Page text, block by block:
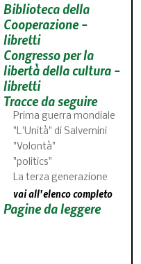
Biblioteca della
Cooperazione -
libretti
Congresso per la
libertà della cultura -
libretti
Tracce da seguire
Prima guerra mondiale
"L'Unità" di Salvemini
"Volontà"
"politics"
La terza generazione
vai all'elenco completo
Pagine da leggere